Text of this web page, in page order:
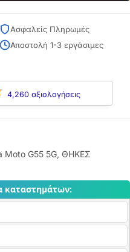
Ασφαλείς Πληρωμές
Αποστολή 1-3 εργάσιμες
4,260 αξιολογήσεις
Moto G55 5G, ΘΗΚΕΣ
καταστημάτων: